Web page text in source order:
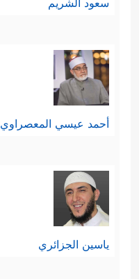
سعود الشريم
أحمد عيسي المعصراوي
ياسين الجزائري